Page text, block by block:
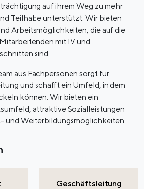
auf ihrem Weg zu mehr
Teilhabe unterstützt. Wir bieten
Arbeitsmöglichkeiten, die auf die
mit IV und
sind.
aus Fachpersonen sorgt für
und schafft ein Umfeld, in dem
können. Wir bieten ein
attraktive Sozialleistungen
und Weiterbildungsmöglichkeiten.
Geschäftsleitung